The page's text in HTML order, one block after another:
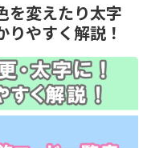
を変えたり太字
やすく解説！